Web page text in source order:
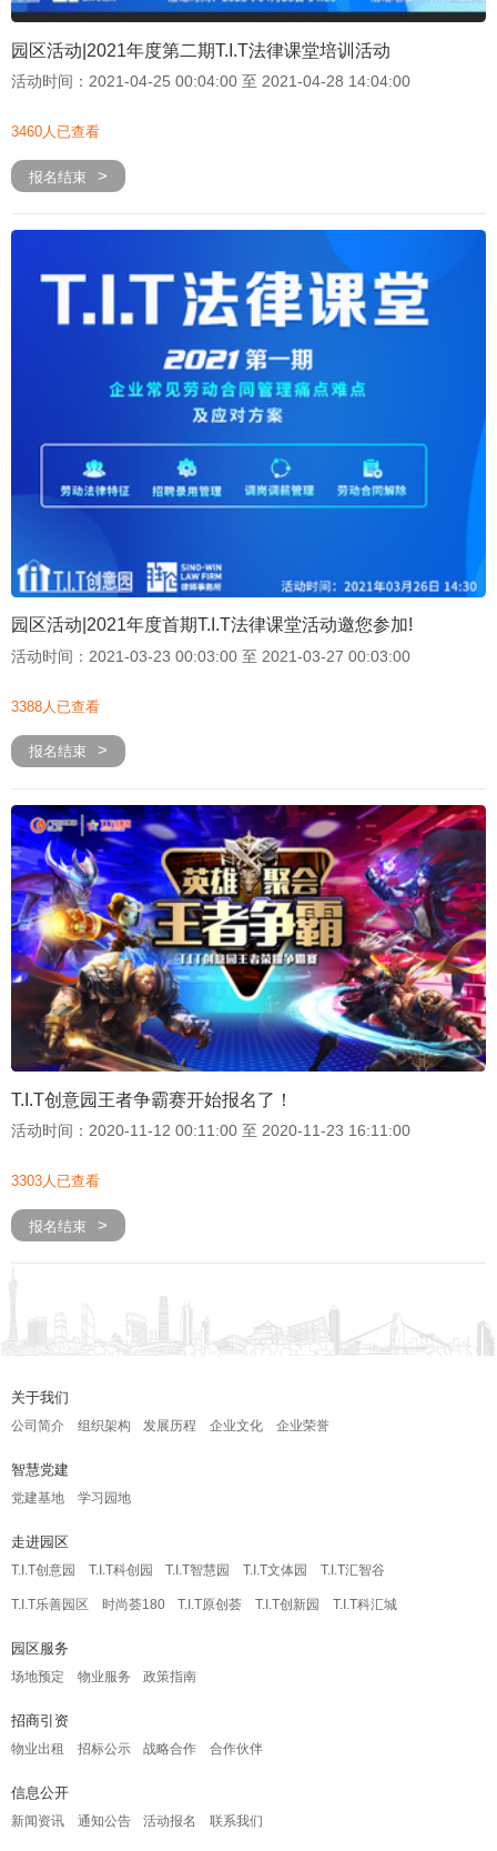
园区活动|2021年度第二期T.I.T法律课堂培训活动
活动时间：2021-04-25 00:04:00 至 2021-04-28 14:04:00
3460人已查看
报名结束
园区活动|2021年度首期T.I.T法律课堂活动邀您参加!
活动时间：2021-03-23 00:03:00 至 2021-03-27 00:03:00
3388人已查看
报名结束
T.I.T创意园王者争霸赛开始报名了！
活动时间：2020-11-12 00:11:00 至 2020-11-23 16:11:00
3303人已查看
报名结束
关于我们
公司简介 组织架构 发展历程 企业文化 企业荣誉
智慧党建
党建基地 学习园地
走进园区
T.I.T创意园 T.I.T科创园 T.I.T智慧园 T.I.T文体园 T.I.T汇智谷
T.I.T乐善园区 时尚荟180 T.I.T原创荟 T.I.T创新园 T.I.T科汇城
园区服务
场地预定 物业服务 政策指南
招商引资
物业出租 招标公示 战略合作 合作伙伴
信息公开
新闻资讯 通知公告 活动报名 联系我们